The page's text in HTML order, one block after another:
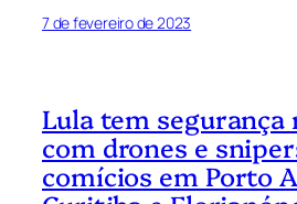
7 de fevereiro de 2023
Lula tem segurança
com drones e
comícios em Porto